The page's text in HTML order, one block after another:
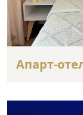
Апарт-